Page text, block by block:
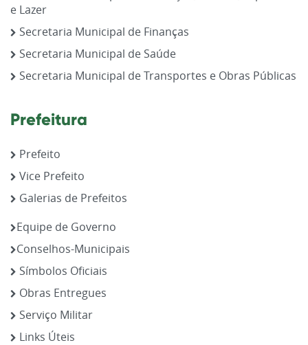
e Lazer
Secretaria Municipal de Finanças
Secretaria Municipal de Saúde
Secretaria Municipal de Transportes e Obras Públicas
Prefeitura
Prefeito
Vice Prefeito
Galerias de Prefeitos
Equipe de Governo
Conselhos-Municipais
Símbolos Oficiais
Obras Entregues
Serviço Militar
Links Úteis